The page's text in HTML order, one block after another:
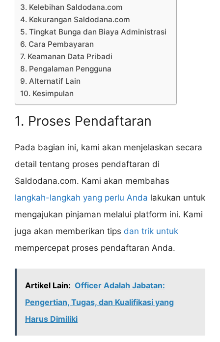
3. Kelebihan Saldodana.com
4. Kekurangan Saldodana.com
5. Tingkat Bunga dan Biaya Administrasi
6. Cara Pembayaran
7. Keamanan Data Pribadi
8. Pengalaman Pengguna
9. Alternatif Lain
10. Kesimpulan
1. Proses Pendaftaran
Pada bagian ini, kami akan menjelaskan secara
detail tentang proses pendaftaran di
Saldodana.com. Kami akan membahas
langkah-langkah yang perlu Anda lakukan untuk
mengajukan pinjaman melalui platform ini. Kami
juga akan memberikan tips dan trik untuk
mempercepat proses pendaftaran Anda.
Artikel Lain: Officer Adalah Jabatan:
Pengertian, Tugas, dan Kualifikasi yang
Harus Dimiliki